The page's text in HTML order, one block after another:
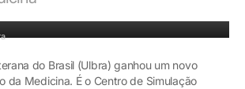
do Brasil (Ulbra) ganhou um novo
da Medicina. É o Centro de Simulação